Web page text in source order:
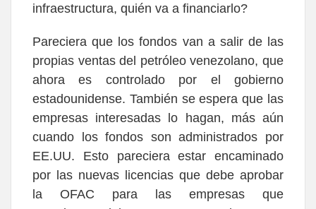
infraestructura, quién va a financiarlo?
Pareciera que los fondos van a salir de las
propias ventas del petróleo venezolano, que
ahora es controlado por el gobierno
estadounidense. También se espera que las
empresas interesadas lo hagan, más aún
cuando los fondos son administrados por
EE.UU. Esto pareciera estar encaminado
por las nuevas licencias que debe aprobar
la OFAC para las empresas que